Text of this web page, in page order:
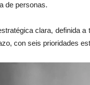
de personas.
clara, definida a
con seis prioridades